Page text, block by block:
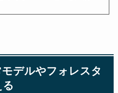
デルやフォレスタ